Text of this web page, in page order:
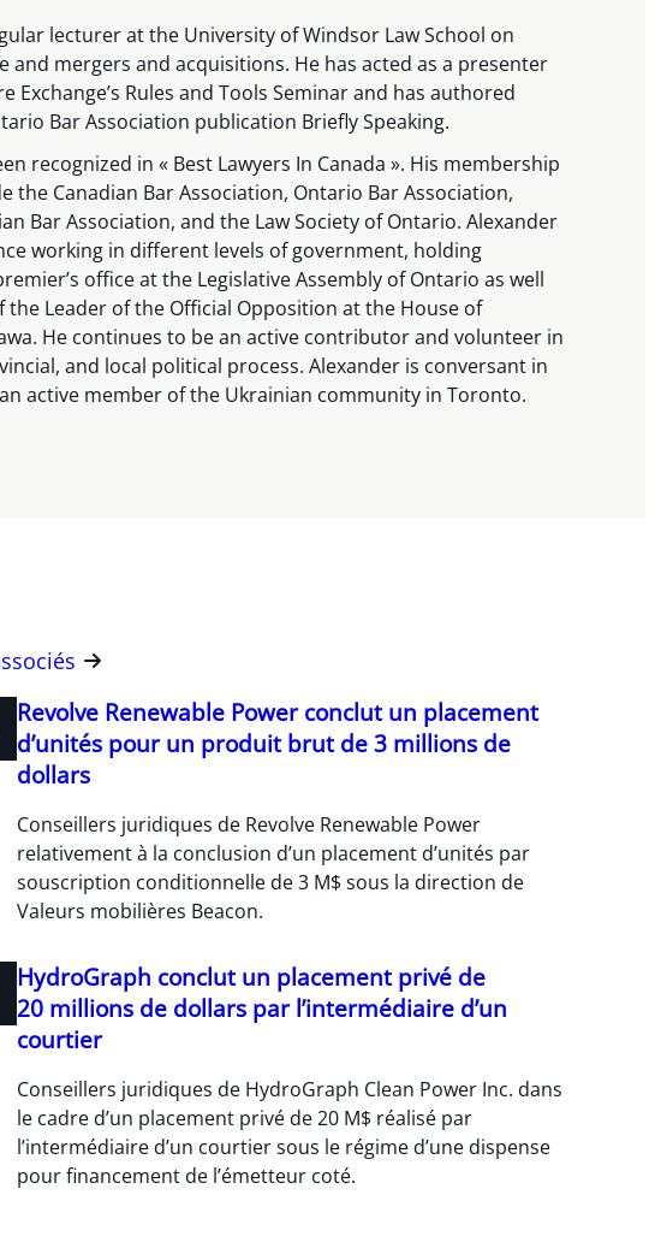
lecturer at the University of Windsor Law School on
and mergers and acquisitions. He has acted as a presenter
Exchange’s Rules and Tools Seminar and has authored
Bar Association publication Briefly Speaking.
recognized in « Best Lawyers In Canada ». His membership
the Canadian Bar Association, Ontario Bar Association,
Bar Association, and the Law Society of Ontario. Alexander
working in different levels of government, holding
office at the Legislative Assembly of Ontario as well
the Leader of the Official Opposition at the House of
He continues to be an active contributor and volunteer in
and local political process. Alexander is conversant in
active member of the Ukrainian community in Toronto.
Revolve Renewable Power conclut un placement
d’unités pour un produit brut de 3 millions de
dollars
Conseillers juridiques de Revolve Renewable Power
relativement à la conclusion d’un placement d’unités par
souscription conditionnelle de 3 M$ sous la direction de
Valeurs mobilières Beacon.
HydroGraph conclut un placement privé de
20 millions de dollars par l’intermédiaire d’un
courtier
Conseillers juridiques de HydroGraph Clean Power Inc. dans
le cadre d’un placement privé de 20 M$ réalisé par
l’intermédiaire d’un courtier sous le régime d’une dispense
pour financement de l’émetteur coté.